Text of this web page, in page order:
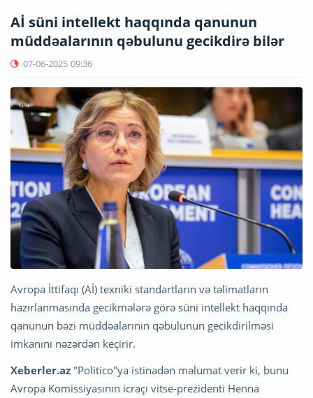
Aİ süni intellekt haqqında qanunun
müddəalarının qəbulunu gecikdirə bilər
07-06-2025 09:36
Avropa İttifaqı (Aİ) texniki standartların və təlimatların
hazırlanmasında gecikmələrə görə süni intellekt haqqında
qanunun bəzi müddəalarının qəbulunun gecikdirilməsi
imkanını nəzərdən keçirir.
Xeberler.az "Politico"ya istinadən məlumat verir ki, bunu
Avropa Komissiyasının icraçı vitse-prezidenti Henna